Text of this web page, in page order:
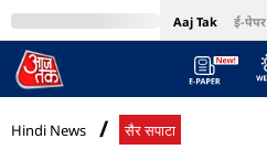
Aaj Tak ई-पेपर
MumbaiTak Cosmopolitan
Hindi News सैर सपाटा